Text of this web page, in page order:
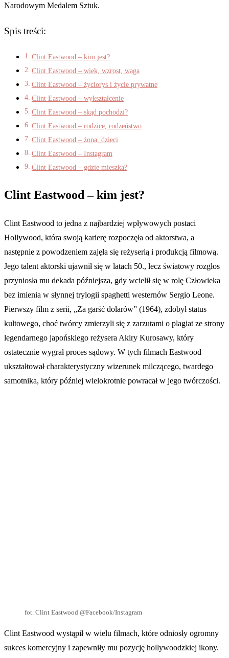
Narodowym Medalem Sztuk.
Spis treści:
Clint Eastwood – kim jest?
Clint Eastwood – wiek, wzrost, waga
Clint Eastwood – życiorys i życie prywatne
Clint Eastwood – wykształcenie
Clint Eastwood – skąd pochodzi?
Clint Eastwood – rodzice, rodzeństwo
Clint Eastwood – żona, dzieci
Clint Eastwood – Instagram
Clint Eastwood – gdzie mieszka?
Clint Eastwood – kim jest?
Clint Eastwood to jedna z najbardziej wpływowych postaci
Hollywood, która swoją karierę rozpoczęła od aktorstwa, a
następnie z powodzeniem zajęła się reżyserią i produkcją filmową.
Jego talent aktorski ujawnił się w latach 50., lecz światowy rozgłos
przyniosła mu dekada późniejsza, gdy wcielił się w rolę Człowieka
bez imienia w słynnej trylogii spaghetti westernów Sergio Leone.
Pierwszy film z serii, „Za garść dolarów” (1964), zdobył status
kultowego, choć twórcy zmierzyli się z zarzutami o plagiat ze strony
legendarnego japońskiego reżysera Akiry Kurosawy, który
ostatecznie wygrał proces sądowy. W tych filmach Eastwood
ukształtował charakterystyczny wizerunek milczącego, twardego
samotnika, który później wielokrotnie powracał w jego twórczości.
fot. Clint Eastwood @Facebook/Instagram
Clint Eastwood wystąpił w wielu filmach, które odniosły ogromny
sukces komercyjny i zapewniły mu pozycję hollywoodzkiej ikony.